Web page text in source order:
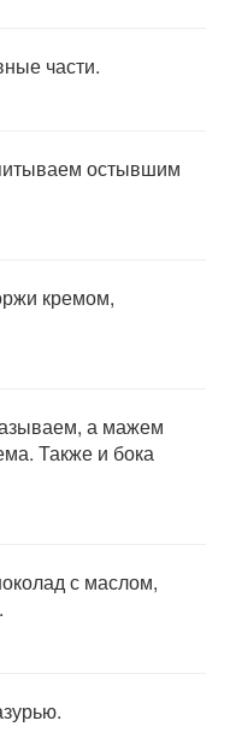
части.
остывшим
кремом,
а мажем
Также и бока
с маслом,